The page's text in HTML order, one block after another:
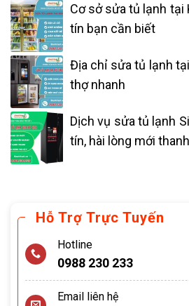
Hỗ Trợ Trực Tuyến
Hotline
0988 230 233
Email liên hệ
Cơ sở sửa tủ lạnh tại
tín bạn cần biết
Địa chỉ sửa tủ lạnh
thợ nhanh
Dịch vụ sửa tủ lạnh
tín, hài lòng mới